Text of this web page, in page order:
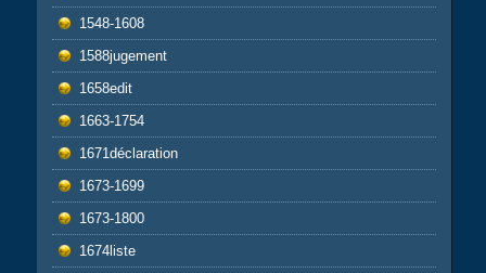
1548-1608
1588jugement
1658edit
1663-1754
1671déclaration
1673-1699
1673-1800
1674liste